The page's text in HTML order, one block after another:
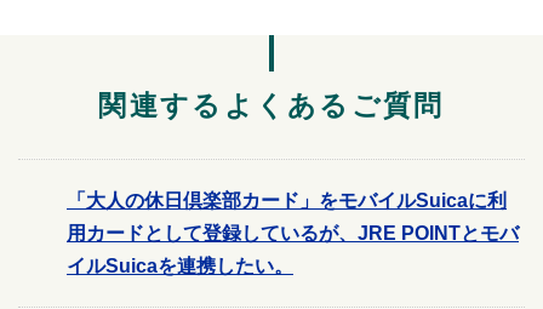
関連するよくあるご質問
「大人の休日倶楽部カード」をモバイルSuicaに利
用カードとして登録しているが、JRE POINTとモバ
イルSuicaを連携したい。